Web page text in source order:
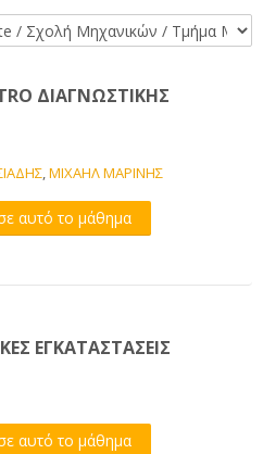
ΔΙΑΓΝΩΣΤΙΚΗΣ
,ΜΙΧΑΗΛ ΜΑΡΙΝΗΣ
αυτό το μάθημα
ΕΓΚΑΤΑΣΤΑΣΕΙΣ
αυτό το μάθημα